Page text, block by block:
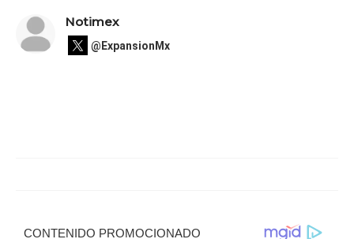
Notimex
@ExpansionMx